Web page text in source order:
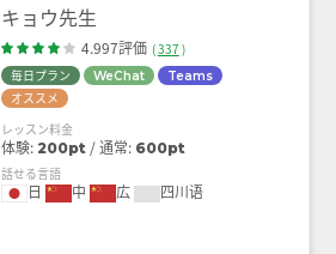
キョウ先生
4.997評価 (337 )
毎日プラン
WeChat Teams
オススメ
レッスン料金
体験: 200pt 通常: 600pt
話せる言語
日 中 広 四川语